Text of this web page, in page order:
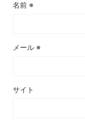
名前 ※
メール ※
サイト